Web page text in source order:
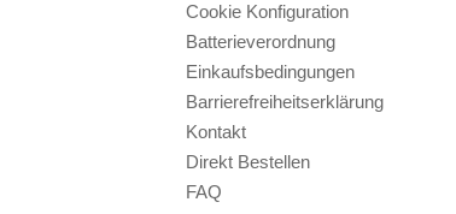
Cookie Konfiguration
Batterieverordnung
Einkaufsbedingungen
Barrierefreiheitserklärung
Kontakt
Direkt Bestellen
FAQ